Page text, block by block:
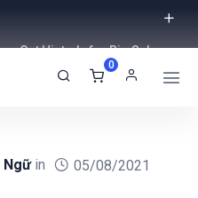
Get Histudy for Big Sale
0
Ngữin 05/08/2021